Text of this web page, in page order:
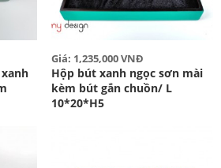
Giá: 1,235,000 VNĐ
Hộp bút xanh ngọc sơn mài
kèm bút gắn chuồn/ L
10*20*H5